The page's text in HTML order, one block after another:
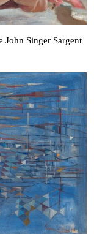
John Singer Sargent